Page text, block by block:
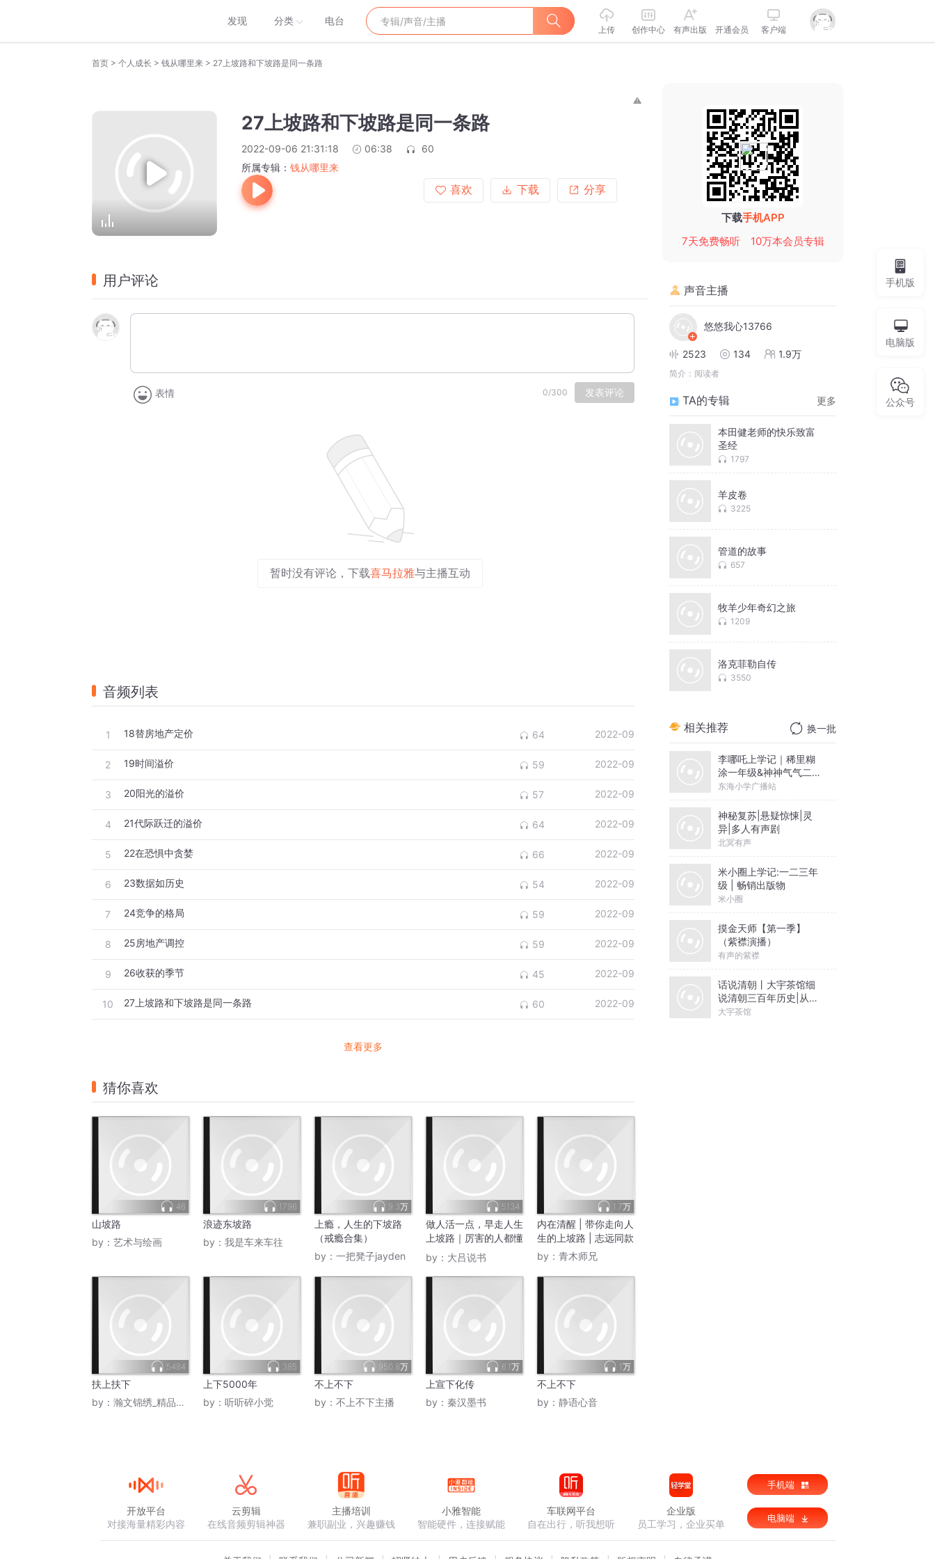
发现 分类 电台
上传 创作中心 有声出版 开通会员 客户端
首页 > 个人成长 > 钱从哪里来 > 27上坡路和下坡路是同一条路
27上坡路和下坡路是同一条路
2022-09-06 21:31:18 06:38
60
所属专辑： 钱从哪里来
喜欢
下载 分享
用户评论
表情 0/300 发表评论
暂时没有评论，下载喜马拉雅与主播互动
音频列表
1 18替房地产定价 64 2022-09
2 19时间溢价 59 2022-09
3 20阳光的溢价 57 2022-09
4 21代际跃迁的溢价 64 2022-09
5 22在恐惧中贪婪 66 2022-09
6 23数据如历史 54 2022-09
7 24竞争的格局 59 2022-09
8 25房地产调控 59 2022-09
9 26收获的季节 45 2022-09
10 27上坡路和下坡路是同一条路 60 2022-09
查看更多
猜你喜欢
46
山坡路
by： 艺术与绘画
1796
浪迹东坡路
by： 我是车来车往
9.3万
上瘾，人生的下坡路
（戒瘾合集）
by： 一把凳子jayden
5134
做人活一点，早走人生
上坡路｜厉害的人都懂
的人性铁律
by： 大吕说书
1.7万
内在清醒 | 带你走向人
生的上坡路 | 志远同款
by： 青木师兄
5484
扶上扶下
by： 瀚文锦绣_精品图书
385
上下5000年
by： 听听碎小觉
950.8万
不上不下
by： 不上不下主播
6.1万
上宣下化传
by： 秦汉墨书
1万
不上不下
by： 静语心音
下载手机APP
7天免费畅听
10万本会员专辑
声音主播
悠悠我心13766
2523 134 1.9万
简介： 阅读者
TA的专辑 更多
本田健老师的快乐致富
圣经
1797
羊皮卷
3225
管道的故事
657
牧羊少年奇幻之旅
1209
洛克菲勒自传
3550
相关推荐 换一批
李哪吒上学记｜稀里糊
涂一年级&神神气气二年
级
东海小学广播站
神秘复苏|悬疑惊悚|灵
异|多人有声剧
北冥有声
米小圈上学记:一二三年
级 | 畅销出版物
米小圈
摸金天师【第一季】
（紫襟演播）
有声的紫襟
话说清朝丨大宇茶馆细
说清朝三百年历史|从努
尔哈赤到末代皇帝溥仪|
大宇茶馆
手机版
电脑版
公众号
开放平台
对接海量精彩内容
云剪辑
在线音频剪辑神器
主播培训
兼职副业，兴趣赚钱
小雅智能
智能硬件，连接赋能
车联网平台
自在出行，听我想听
企业版
员工学习，企业买单
手机端
电脑端